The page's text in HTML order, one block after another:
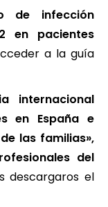
de infección
en pacientes
a la guía
internacional
en España e
las familias»,
del
descargaros el